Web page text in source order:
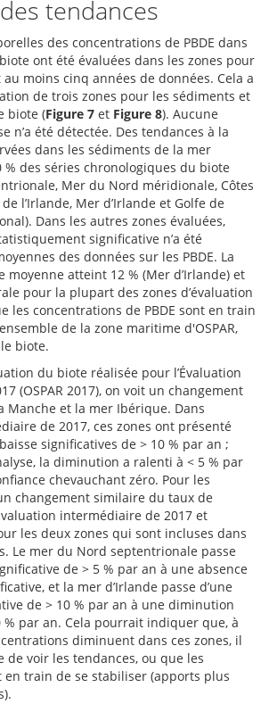
tendances
des concentrations de PBDE dans
ont été évaluées dans les zones pour
moins cinq années de données. Cela a
de trois zones pour les sédiments et
biote (Figure 7 et Figure 8). Aucune
n’a été détectée. Des tendances à la
dans les sédiments de la mer
% des séries chronologiques du biote
Mer du Nord méridionale, Côtes
l’Irlande, Mer d’Irlande et Golfe de
Dans les autres zones évaluées,
significative n’a été
des données sur les PBDE. La
atteint 12 % (Mer d’Irlande) et
pour la plupart des zones d’évaluation
les concentrations de PBDE sont en train
de la zone maritime d'OSPAR,
biote.
du biote réalisée pour l’Évaluation
(OSPAR 2017), on voit un changement
Manche et la mer Ibérique. Dans
de 2017, ces zones ont présenté
significatives de > 10 % par an ;
la diminution a ralenti à < 5 % par
chevauchant zéro. Pour les
changement similaire du taux de
intermédiaire de 2017 et
les deux zones qui sont incluses dans
Le mer du Nord septentrionale passe
de > 5 % par an à une absence
et la mer d’Irlande passe d’une
de > 10 % par an à une diminution
% par an. Cela pourrait indiquer que, à
diminuent dans ces zones, il
voir les tendances, ou que les
en train de se stabiliser (apports plus